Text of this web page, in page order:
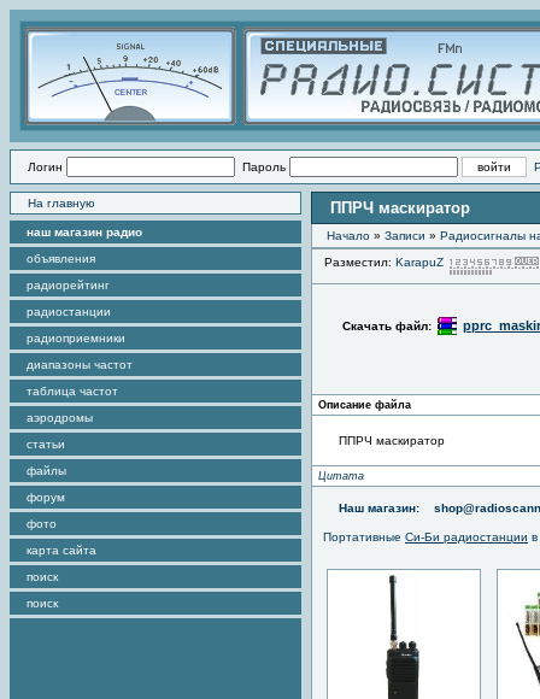
Логин Пароль
На главную
наш магазин радио
объявления
радиорейтинг
радиостанции
радиоприемники
диапазоны частот
таблица частот
аэродромы
статьи
файлы
форум
фото
карта сайта
поиск
поиск
ППРЧ маскиратор
Начало » Записи » Радиоcигналы
Разместил: KarapuZ
Скачать файл:
Описание файла
ППРЧ маскиратор
Цитата
Наш магазин:
Портативные Си-Би радиостанции